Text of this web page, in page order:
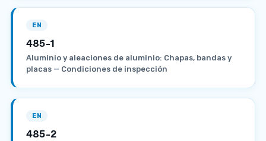
EN
485-1
Aluminio y aleaciones de aluminio: Chapas, bandas y
placas — Condiciones de inspección
EN
485-2